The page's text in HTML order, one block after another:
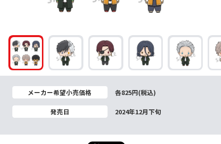
メーカー希望小売価格 各825円(税込)
発売日 2024年12月下旬